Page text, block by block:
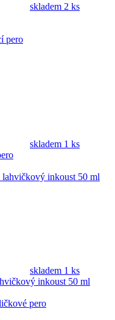
skladem 2 ks
skladem 1 ks
skladem 1 ks
inkoust 50 ml